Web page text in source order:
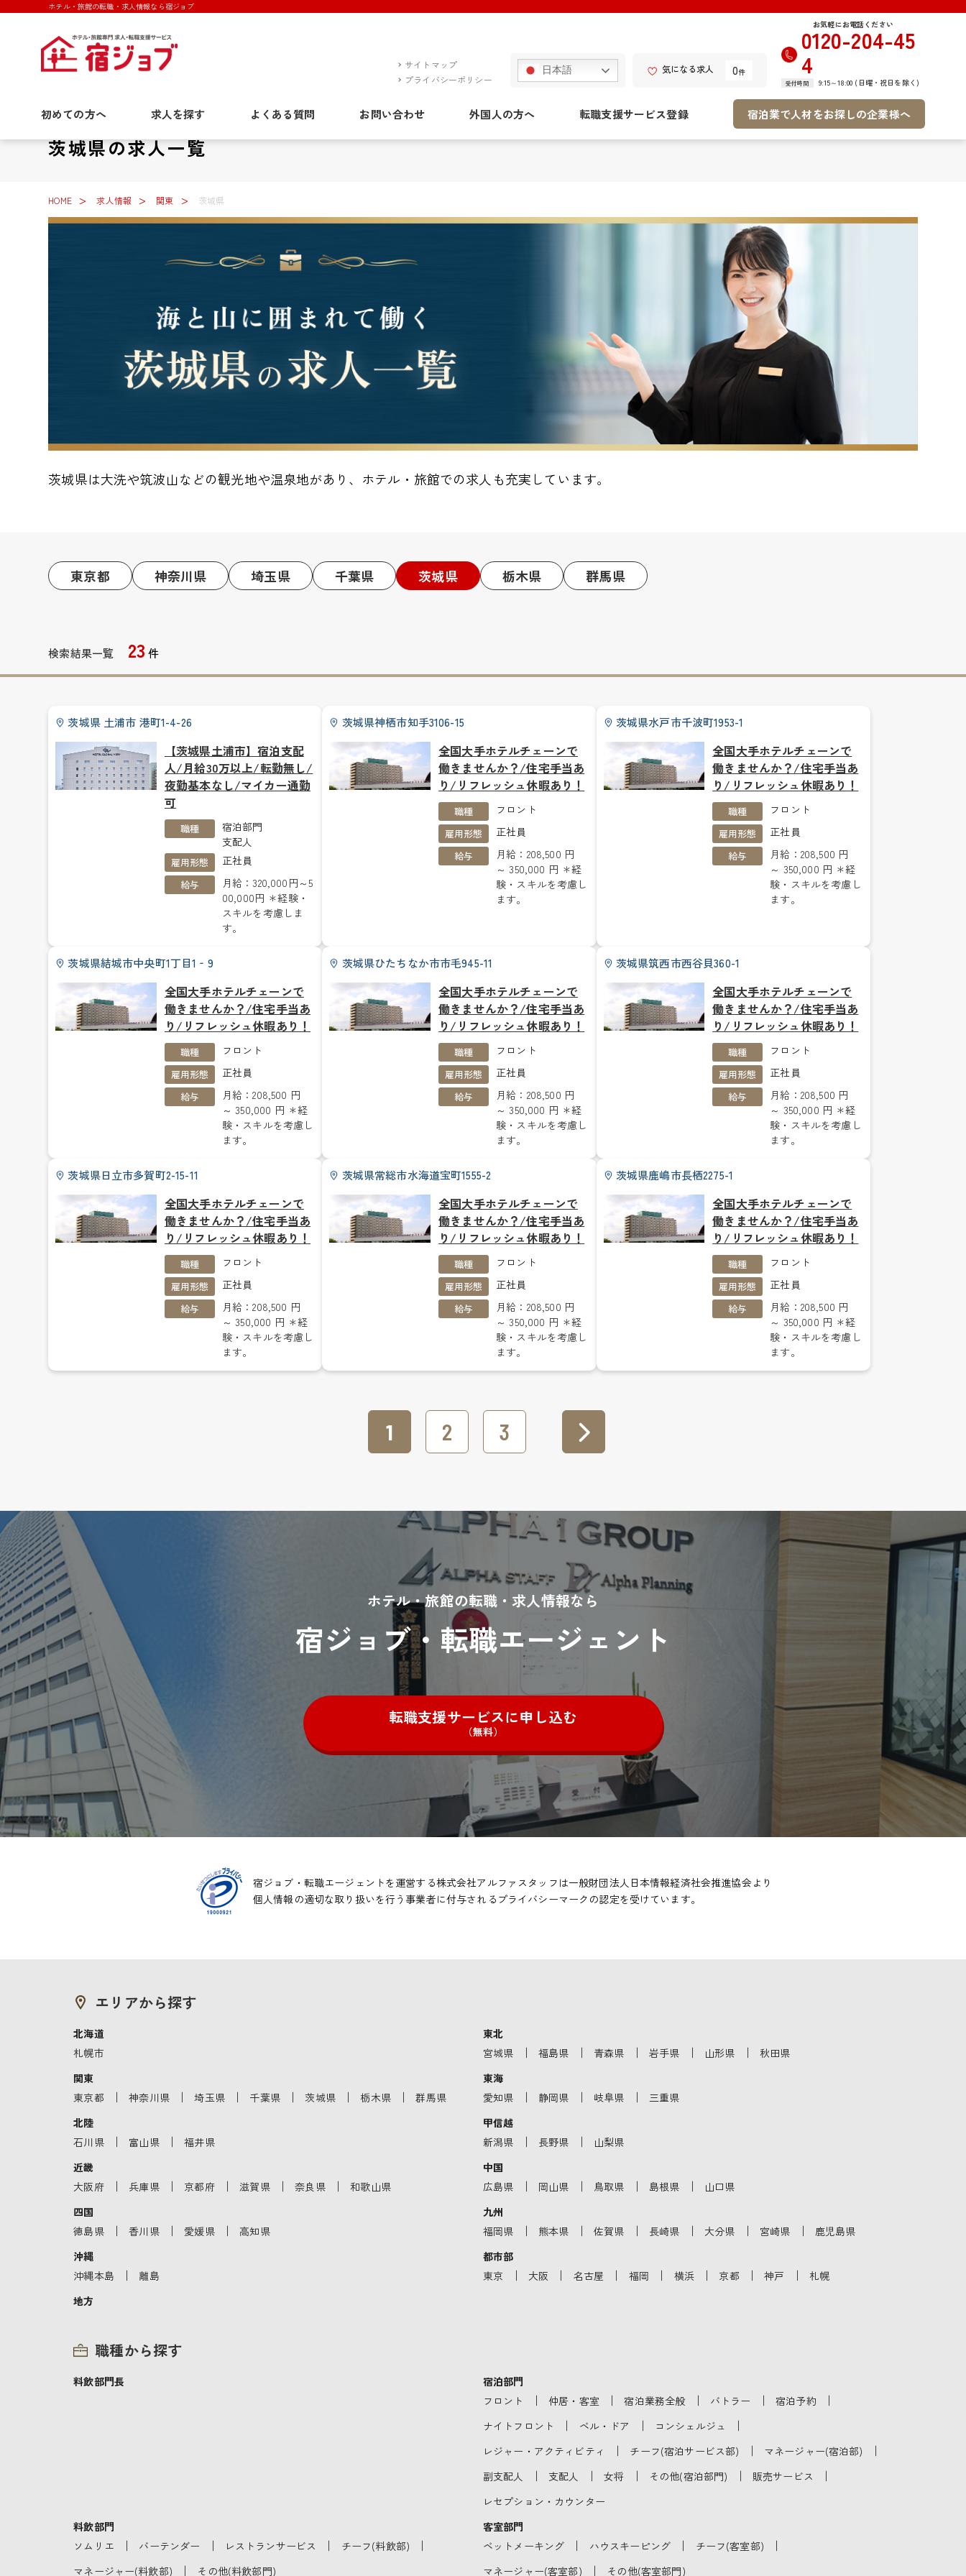
ホテル・旅館の転職・求人情報なら宿ジョブ
サイトマップ
プライバシーポリシー
日本語 気になる求人 0件
お気軽にお電話ください
0120-204-45
4
受付時間 9:15～18:00 (日曜・祝日を除く)
初めての方へ 求人を探す よくある質問 お問い合わせ 外国人の方へ 転職支援サービス登録 宿泊業で人材をお探しの企業様へ
茨城県の求人一覧
HOME 求人情報 関東 茨城県
茨城県は大洗や筑波山などの観光地や温泉地があり、ホテル・旅館での求人も充実しています。
東京都 神奈川県 埼玉県 千葉県 茨城県 栃木県 群馬県
検索結果一覧 23 件
茨城県 土浦市 港町1-4-26
【茨城県土浦市】宿泊支配
人/月給30万以上/転勤無し/
夜勤基本なし/マイカー通勤
可
職種
宿泊部門
支配人
雇用形態 正社員
給与
月給：320,000円～5
00,000円 ＊経験・
スキルを考慮しま
す。
茨城県神栖市知手3106-15
全国大手ホテルチェーンで
働きませんか？/住宅手当あ
り/リフレッシュ休暇あり！
職種 フロント
雇用形態 正社員
給与
月給：208,500 円
～ 350,000 円 ＊経
験・スキルを考慮し
ます。
茨城県水戸市千波町1953-1
全国大手ホテルチェーンで
働きませんか？/住宅手当あ
り/リフレッシュ休暇あり！
職種 フロント
雇用形態 正社員
給与
月給：208,500 円
～ 350,000 円 ＊経
験・スキルを考慮し
ます。
茨城県結城市中央町1丁目1‐9
全国大手ホテルチェーンで
働きませんか？/住宅手当あ
り/リフレッシュ休暇あり！
職種 フロント
雇用形態 正社員
給与
月給：208,500 円
～ 350,000 円 ＊経
験・スキルを考慮し
ます。
茨城県ひたちなか市市毛945-11
全国大手ホテルチェーンで
働きませんか？/住宅手当あ
り/リフレッシュ休暇あり！
職種 フロント
雇用形態 正社員
給与
月給：208,500 円
～ 350,000 円 ＊経
験・スキルを考慮し
ます。
茨城県筑西市西谷貝360-1
全国大手ホテルチェーンで
働きませんか？/住宅手当あ
り/リフレッシュ休暇あり！
職種 フロント
雇用形態 正社員
給与
月給：208,500 円
～ 350,000 円 ＊経
験・スキルを考慮し
ます。
茨城県日立市多賀町2-15-11
全国大手ホテルチェーンで
働きませんか？/住宅手当あ
り/リフレッシュ休暇あり！
職種 フロント
雇用形態 正社員
給与
月給：208,500 円
～ 350,000 円 ＊経
験・スキルを考慮し
ます。
茨城県常総市水海道宝町1555-2
全国大手ホテルチェーンで
働きませんか？/住宅手当あ
り/リフレッシュ休暇あり！
職種 フロント
雇用形態 正社員
給与
月給：208,500 円
～ 350,000 円 ＊経
験・スキルを考慮し
ます。
茨城県鹿嶋市長栖2275-1
全国大手ホテルチェーンで
働きませんか？/住宅手当あ
り/リフレッシュ休暇あり！
職種 フロント
雇用形態 正社員
給与
月給：208,500 円
～ 350,000 円 ＊経
験・スキルを考慮し
ます。
1 2 3
ホテル・旅館の転職・求人情報なら
宿ジョブ・ 転職エージェント
転職支援サービスに申し込む
（無料）
宿ジョブ・転職エージェントを運営する株式会社アルファスタッフは一般財団法人日本情報経済社会推進協会より
個人情報の適切な取り扱いを行う事業者に付与されるプライバシーマークの認定を受けています。
エリアから探す
北海道
札幌市
東北
宮城県
｜ 福島県 ｜ 青森県 ｜ 岩手県 ｜ 山形県 ｜
秋田県
関東
東京都
｜ 神奈川県 ｜ 埼玉県 ｜ 千葉県 ｜ 茨城県 ｜ 栃木県 ｜ 群馬県
東海
愛知県
｜ 静岡県 ｜ 岐阜県 ｜
三重県
北陸
石川県
｜ 富山県 ｜ 福井県
甲信越
新潟県
｜ 長野県 ｜
山梨県
近畿
大阪府
｜ 兵庫県 ｜ 京都府 ｜ 滋賀県 ｜ 奈良県 ｜ 和歌山県
中国
広島県
｜ 岡山県 ｜ 鳥取県 ｜ 島根県 ｜
山口県
四国
徳島県
｜ 香川県 ｜ 愛媛県 ｜ 高知県
九州
福岡県
｜ 熊本県 ｜ 佐賀県 ｜ 長崎県 ｜ 大分県 ｜ 宮崎県 ｜
鹿児島県
沖縄
沖縄本島
｜ 離島
都市部
東京
｜ 大阪 ｜ 名古屋 ｜ 福岡 ｜ 横浜 ｜ 京都 ｜ 神戸 ｜
札幌
地方
職種から探す
料飲部門長
宿泊部門
フロント
｜ 仲居・客室 ｜ 宿泊業務全般 ｜ バトラー ｜ 宿泊予約 ｜
ナイトフロント ｜ ベル・ドア ｜ コンシェルジュ ｜
レジャー・アクティビティ ｜ チーフ(宿泊サービス部) ｜ マネージャー(宿泊部) ｜
副支配人 ｜ 支配人 ｜ 女将 ｜ その他(宿泊部門) ｜ 販売サービス ｜
レセプション・カウンター
料飲部門
ソムリエ
｜ バーテンダー ｜ レストランサービス ｜ チーフ(料飲部) ｜
マネージャー(料飲部) ｜ その他(料飲部門)
客室部門
ベットメーキング
｜ ハウスキーピング ｜ チーフ(客室部) ｜
マネージャー(客室部) ｜ その他(客室部門)